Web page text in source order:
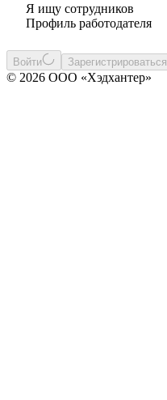
Я ищу сотрудников
Профиль работодателя
Войти Зарегистрироваться
© 2026 ООО «Хэдхантер»